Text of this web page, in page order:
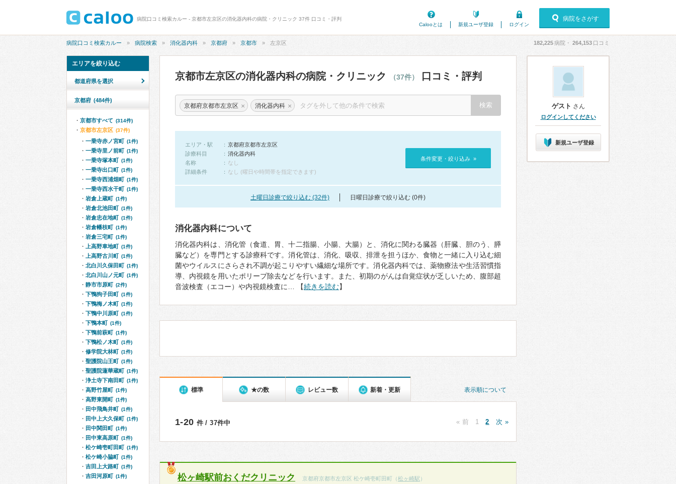
病院口コミ検索カルー - 京都市左京区の消化器内科の病院・クリニック 37件 口コミ・評判
Calooとは
新規ユーザ登録 ログイン
病院をさがす
病院口コミ検索カルー 病院検索 消化器内科 京都府 京都市 左京区 182,225病院・ 264,153 口コミ
京都市左京区の消化器内科の病院・クリニック （37件） 口コミ・評判
京都府京都市左京区 × 消化器内科 ×
エリア・駅
京都府京都市左京区
診療科目
消化器内科
名称
なし
詳細条件
なし (曜日や時間帯を指定できます)
条件変更・絞り込み »
土曜日診療で絞り込む (32件) 日曜日診療で絞り込む (0件)
消化器内科について
消化器内科は、消化管（食道、胃、十二指腸、小腸、大腸）と、消化に関わる臓器（肝臓、胆のう、膵
臓など）を専門とする診療科です。消化管は、消化、吸収、排泄を担うほか、食物と一緒に入り込む細
菌やウイルスにさらされ不調が起こりやすい繊細な場所です。消化器内科では、薬物療法や生活習慣指
導、内視鏡を用いたポリープ除去などを行います。また、初期のがんは自覚症状が乏しいため、腹部超
音波検査（エコー）や内視鏡検査に… 【続きを読む】
表示順について
標準 ★の数 レビュー数 新着・更新
1-20 件 / 37件中 « 前 1 2 次 »
松ヶ崎駅前おくだクリニック 京都府京都市左京区 松ケ崎壱町田町（松ヶ崎駅 ）
エリアを絞り込む
都道府県を選択
京都府 (484件)
京都市すべて (314件)
京都市左京区 (37件)
一乗寺赤ノ宮町 (1件)
一乗寺里ノ前町 (1件)
一乗寺塚本町 (1件)
一乗寺出口町 (1件)
一乗寺西浦畑町 (1件)
一乗寺西水干町 (1件)
岩倉上蔵町 (1件)
岩倉北池田町 (1件)
岩倉忠在地町 (1件)
岩倉幡枝町 (1件)
岩倉三宅町 (1件)
上高野車地町 (1件)
上高野古川町 (1件)
北白川久保田町 (1件)
北白川山ノ元町 (1件)
静市市原町 (2件)
下鴨狗子田町 (1件)
下鴨梅ノ木町 (1件)
下鴨中川原町 (1件)
下鴨本町 (1件)
下鴨前萩町 (1件)
下鴨松ノ木町 (1件)
修学院大林町 (1件)
聖護院山王町 (1件)
聖護院蓮華蔵町 (1件)
浄土寺下南田町 (1件)
高野竹屋町 (1件)
高野東開町 (1件)
田中飛鳥井町 (1件)
田中上大久保町 (1件)
田中関田町 (1件)
田中東高原町 (1件)
松ケ崎壱町田町 (1件)
松ケ崎小脇町 (1件)
吉田上大路町 (1件)
吉田河原町 (1件)
ゲスト さん
ログインしてください
新規ユーザ登録